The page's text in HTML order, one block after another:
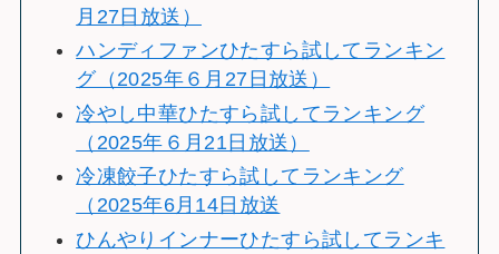
月27日放送）
ハンディファンひたすら試してランキン
グ（2025年６月27日放送）
冷やし中華ひたすら試してランキング
（2025年６月21日放送）
冷凍餃子ひたすら試してランキング
（2025年6月14日放送
ひんやりインナーひたすら試してランキ